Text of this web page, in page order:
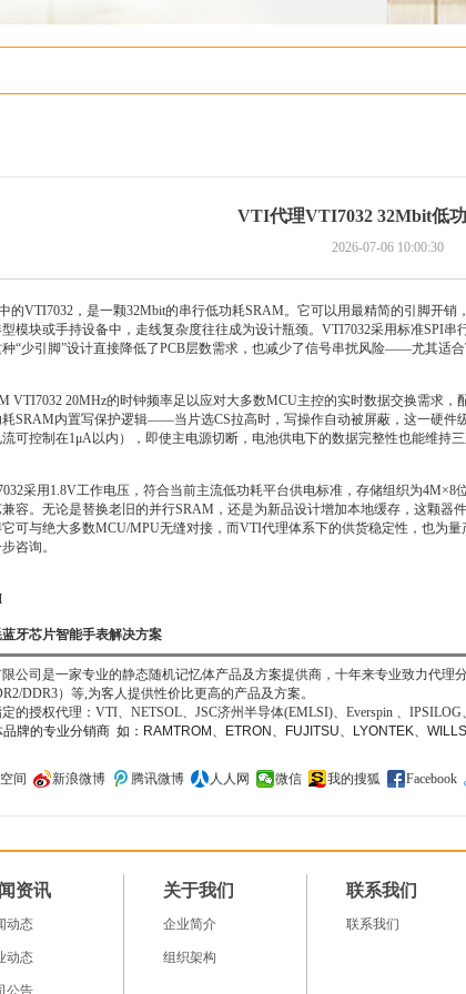
VTI代理VTI7032 32Mbit低
2026-07-06 10:00:30
VTI7032，是一颗32Mbit的串行低功耗SRAM。它可以用最精简的引脚开销
模块或手持设备中，走线复杂度往往成为设计瓶颈。VTI7032采用标准SPI
“少引脚”设计直接降低了PCB层数需求，也减少了信号串扰风险——尤其适
20MHz的时钟频率足以应对大多数MCU主控的实时数据交换需求，
SRAM内置写保护逻辑——当片选CS拉高时，写操作自动被屏蔽，这一硬件
可控制在1μA以内），即使主电源切断，电池供电下的数据完整性也能维持
采用1.8V工作电压，符合当前主流低功耗平台供电标准，存储组织为4M×8
容。无论是替换老旧的并行SRAM，还是为新品设计增加本地缓存，这颗
可与绝大多数MCU/MPU无缝对接，而VTI代理体系下的供货稳定性，也为
咨询。
牙芯片智能手表解决方案
公司是一家专业的静态随机记忆体产品及方案提供商，十年来专业致力代理
DDR3）等,为客人提供性价比更高的产品及方案。
的授权代理：VTI、NETSOL、JSC济州半导体(EMLSI)、Everspin 、
品牌的专业分销商 如：RAMTROM、ETRON、FUJITSU、LYONTEK、
间 新浪微博 腾讯微博 人人网 微信 我的搜狐 Facebook
资讯
动态
动态
公告
关于我们
企业简介
组织架构
联系我们
联系我们